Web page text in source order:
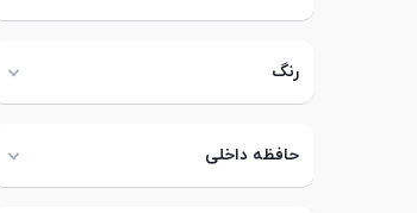
رنگ
حافظه داخلی